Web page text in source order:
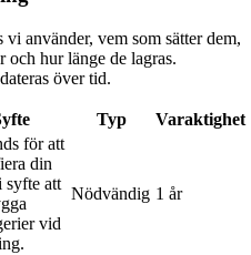
använder, vem som sätter dem,
och hur länge de lagras.
över tid.
Typ Varaktighet
för att
din
syfte att
vid
Nödvändig 1 år